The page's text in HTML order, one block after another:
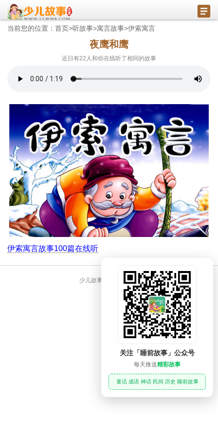
当前您的位置： 首页>听故事>寓言故事>伊索寓言
夜鹰和鹰
近日有22 人和你在线听了相同的故事
伊索寓言故事100篇在线听
少儿故事大全 睡前故事
关注「睡前故事」公众号
每天推送精彩故事
童话 成语 神话 民间 历史 睡前故事